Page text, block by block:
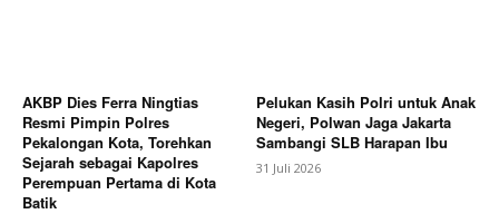
AKBP Dies Ferra Ningtias
Resmi Pimpin Polres
Pekalongan Kota, Torehkan
Sejarah sebagai Kapolres
Perempuan Pertama di Kota
Batik
Pelukan Kasih Polri untuk Anak
Negeri, Polwan Jaga Jakarta
Sambangi SLB Harapan Ibu
31 Juli 2026